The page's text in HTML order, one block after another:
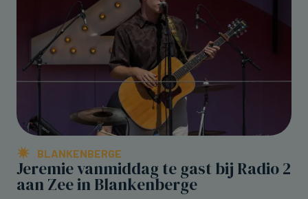
BLANKENBERGE
Jeremie vanmiddag te gast bij Radio 2
aan Zee in Blankenberge